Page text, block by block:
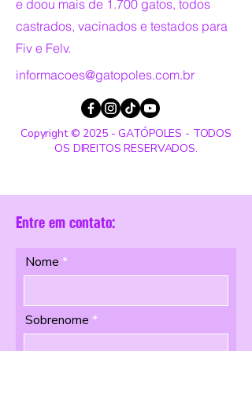
e doou mais de 1.700 gatos, todos
castrados, vacinados e testados para
Fiv e Felv.
informacoes@gatopoles.com.br
Copyright © 2025 - GATÓPOLES - TODOS
OS DIREITOS RESERVADOS.
Entre em contato:
Nome
Sobrenome